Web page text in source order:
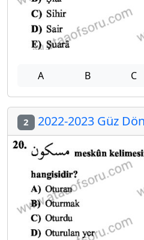
A B C
2 2022-2023 Güz